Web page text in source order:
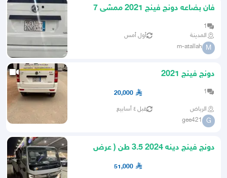
فان بضاعه دونج فينج 2021 ممشى 7
1
المدينة
أول أمس
M
m-atallah
دونج فينج 2021
1
20,000
الرياض قبل ٤ أسابيع
G
gee421
دونج فينج دينه 2024 3.5 طن ( عرض
51,000